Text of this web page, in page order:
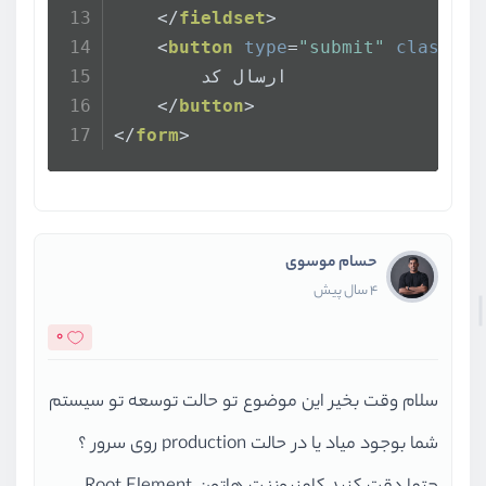
</fieldset>
<button type="submit" class
        ارسال کد
</button>
</form>
حسام موسوی
4 سال پیش
0
سلام وقت بخیر این موضوع تو حالت توسعه تو سیستم
شما بوجود میاد یا در حالت production روی سرور ؟